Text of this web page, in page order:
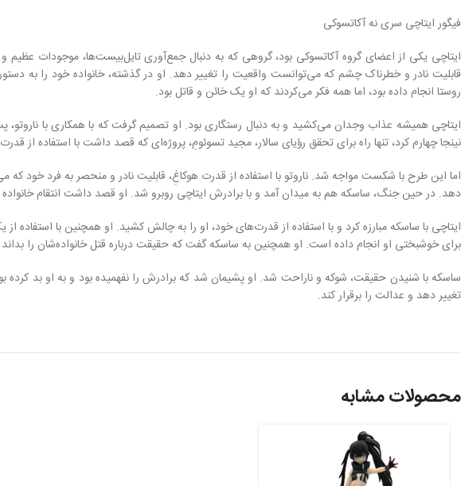
فیگور ایتاچی سری نه آکاتسوکی
ایتاچی یکی از اعضای گروه آکاتسوکی بود، گروهی که به دنبال جمع‌آوری تایل‌بیست‌ها، موجودات عظیم و
قابلیت نادر و خطرناک چشم که می‌توانست واقعیت را تغییر دهد. او در گذشته، خانواده خود را به
روستا انجام داده بود، اما همه فکر می‌کردند که او یک خائن و قاتل بود.
ایتاچی همیشه عذاب وجدان می‌کشید و به دنبال رستگاری بود. او تصمیم گرفت که با همکاری با ناروتو،
نینجا چهارم کرد، تنها راه برای تحقق رؤیای سالار، مجید تسوئومِ، پروژه‌ای که قصد داشت با استفاده
اما این طرح با شکست مواجه شد. ناروتو با استفاده از قدرت هوکاغِ، قابلیت نادر و منحصر به فرد
دهد. در حین جنگ، ساسکه هم به میدان آمد و با برادرش ایتاچی روبرو شد. او قصد داشت انتقام خانواده
ایتاچی با ساسکه مبارزه کرد و با استفاده از قدرت‌های خود، او را به چالش کشید. او همچنین با
برای خوشبختی او انجام داده است. او همچنین به ساسکه گفت که حقیقت درباره قتل خانواده‌شان را
ساسکه با شنیدن حقیقت، شوکه و ناراحت شد. او پشیمان شد که برادرش را نفهمیده بود و به او بد کرده
تغییر دهد و عدالت را برقرار کند.
محصولات مشابه